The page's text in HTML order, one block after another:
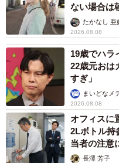
利』とネット記事で見つ
ったパンフレット、ゴミ
しました」と堀部さん。
ない場合は
ストに取材
たかなし 亜
2026.08.08
19歳でハラ
22歳元おは
すぎ」
まいどなメ
2026.08.08
オフィスに
2Lボトル持
当者の注意
説】長澤 芳子